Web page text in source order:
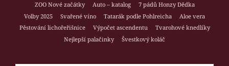
ZOO Nové začátky
Auto – katalog
7 pádů Honzy Dědka
Volby 2025
Svařené víno Tatarák podle Pohlreicha
Aloe vera
Pěstování lichořeřišnice
Výpočet ascendentu
Tvarohové knedlíky
Nejlepší palačinky
Švestkový koláč